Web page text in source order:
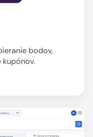
bodov,